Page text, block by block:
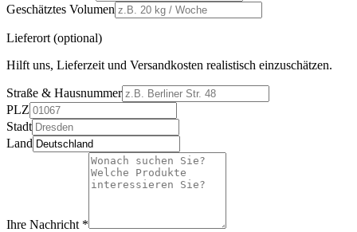
Geschätztes Volumen
Lieferort (optional)
Hilft uns, Lieferzeit und Versandkosten realistisch einzuschätzen.
Straße & Hausnummer
PLZ
Stadt
Land
Ihre Nachricht *